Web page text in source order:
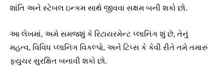
શાંતિ અને સ્ટેબલ ઇન્કમ સાથે જીવવા સક્ષમ બની શકો છો.
આ લેખમાં, અમે સમજશું કે રિટાયરમેન્ટ પ્લાનિંગ શું છે, તેનું
મહત્વ, વિવિધ પ્લાનિંગ વિકલ્પો, અને ટિપ્સ કે કેવી રીતે તમે તમારું
ફ્યુચર સુરક્ષિત બનાવી શકો છો.